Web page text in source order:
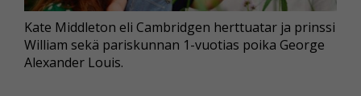
Kate Middleton eli Cambridgen herttuatar ja prinssi
William sekä pariskunnan 1-vuotias poika George
Alexander Louis.